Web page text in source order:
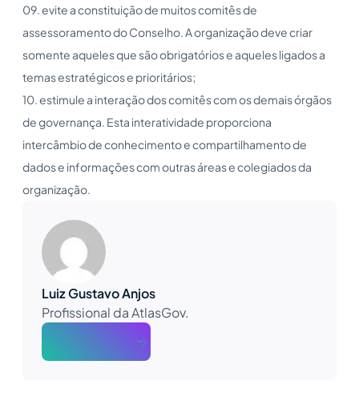
09. evite a constituição de muitos comitês de
assessoramento do Conselho. A organização deve criar
somente aqueles que são obrigatórios e aqueles ligados a
temas estratégicos e prioritários;
10. estimule a interação dos comitês com os demais órgãos
de governança. Esta interatividade proporciona
intercâmbio de conhecimento e compartilhamento de
dados e informações com outras áreas e colegiados da
organização.
Luiz Gustavo Anjos
Profissional da AtlasGov.